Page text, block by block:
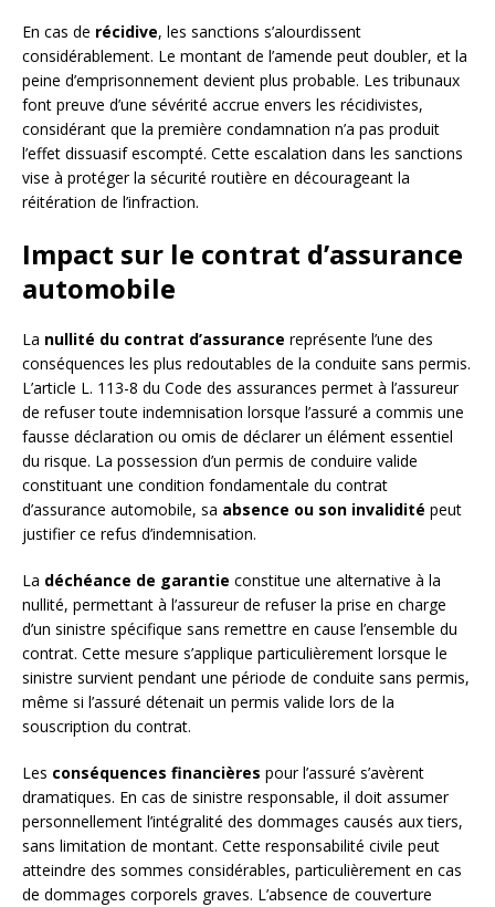
En cas de récidive, les sanctions s’alourdissent
considérablement. Le montant de l’amende peut doubler, et la
peine d’emprisonnement devient plus probable. Les tribunaux
font preuve d’une sévérité accrue envers les récidivistes,
considérant que la première condamnation n’a pas produit
l’effet dissuasif escompté. Cette escalation dans les sanctions
vise à protéger la sécurité routière en décourageant la
réitération de l’infraction.
Impact sur le contrat d’assurance
automobile
La nullité du contrat d’assurance représente l’une des
conséquences les plus redoutables de la conduite sans permis.
L’article L. 113-8 du Code des assurances permet à l’assureur
de refuser toute indemnisation lorsque l’assuré a commis une
fausse déclaration ou omis de déclarer un élément essentiel
du risque. La possession d’un permis de conduire valide
constituant une condition fondamentale du contrat
d’assurance automobile, sa absence ou son invalidité peut
justifier ce refus d’indemnisation.
La déchéance de garantie constitue une alternative à la
nullité, permettant à l’assureur de refuser la prise en charge
d’un sinistre spécifique sans remettre en cause l’ensemble du
contrat. Cette mesure s’applique particulièrement lorsque le
sinistre survient pendant une période de conduite sans permis,
même si l’assuré détenait un permis valide lors de la
souscription du contrat.
Les conséquences financières pour l’assuré s’avèrent
dramatiques. En cas de sinistre responsable, il doit assumer
personnellement l’intégralité des dommages causés aux tiers,
sans limitation de montant. Cette responsabilité civile peut
atteindre des sommes considérables, particulièrement en cas
de dommages corporels graves. L’absence de couverture